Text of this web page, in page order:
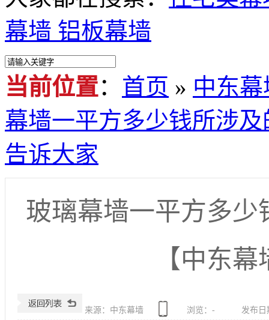
幕墙 铝板幕墙
当前位置： 首页 » 中东
幕墙一平方多少钱所涉
告诉大家
玻璃幕墙一平方多
【中东
来源：中东幕墙 浏览： - 发布日